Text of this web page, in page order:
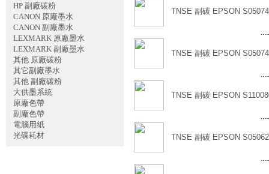
HP 副廠碳粉
CANON 原廠墨水
CANON 副廠墨水
LEXMARK 原廠墨水
LEXMARK 副廠墨水
其他 原廠碳粉
其它副廠墨水
其他 副廠碳粉
大供墨系統
原廠色帶
副廠色帶
電腦用紙
光碟耗材
TNSE 副碳 EPSON
TNSE 副碳 EPSON
TNSE 副碳 EPSON
TNSE 副碳 EPSON